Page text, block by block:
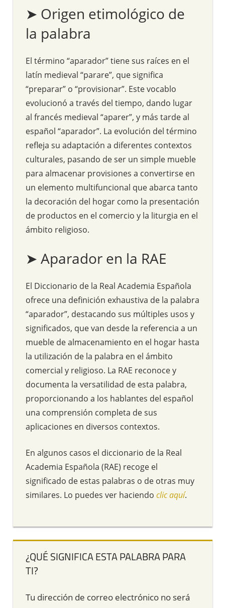
➤ Origen etimológico de
la palabra
El término “aparador” tiene sus raíces en el
latín medieval “parare”, que significa
“preparar” o “provisionar”. Este vocablo
evolucionó a través del tiempo, dando lugar
al francés medieval “aparer”, y más tarde al
español “aparador”. La evolución del término
refleja su adaptación a diferentes contextos
culturales, pasando de ser un simple mueble
para almacenar provisiones a convertirse en
un elemento multifuncional que abarca tanto
la decoración del hogar como la presentación
de productos en el comercio y la liturgia en el
ámbito religioso.
➤ Aparador en la RAE
El Diccionario de la Real Academia Española
ofrece una definición exhaustiva de la palabra
“aparador”, destacando sus múltiples usos y
significados, que van desde la referencia a un
mueble de almacenamiento en el hogar hasta
la utilización de la palabra en el ámbito
comercial y religioso. La RAE reconoce y
documenta la versatilidad de esta palabra,
proporcionando a los hablantes del español
una comprensión completa de sus
aplicaciones en diversos contextos.
En algunos casos el diccionario de la Real
Academia Española (RAE) recoge el
significado de estas palabras o de otras muy
similares. Lo puedes ver haciendo clic aquí.
¿QUÉ SIGNIFICA ESTA PALABRA PARA
TI?
Tu dirección de correo electrónico no será